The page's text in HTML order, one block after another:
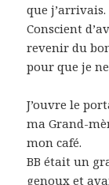
que j’arrivais.
Conscient
revenir du
pour que je
J’ouvre le
ma Grand-
mon café.
BB était un
genoux et